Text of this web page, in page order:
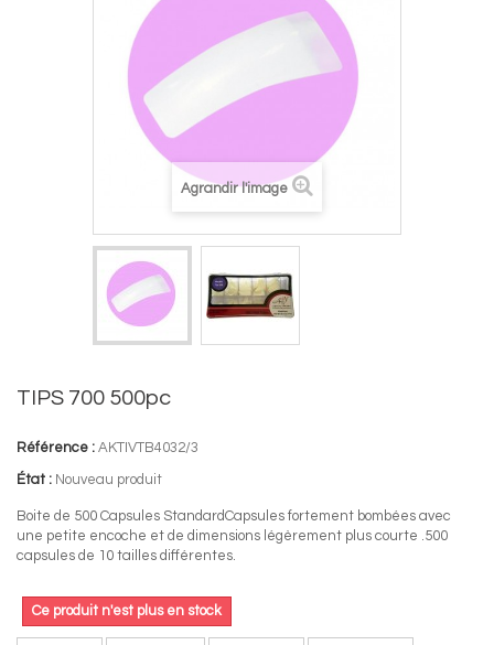
Agrandir l'image
TIPS 700 500pc
Référence : AKTIVTB4032/3
État : Nouveau produit
Boite de 500 Capsules StandardCapsules fortement bombées avec
une petite encoche et de dimensions légèrement plus courte .500
capsules de 10 tailles différentes.
Ce produit n'est plus en stock